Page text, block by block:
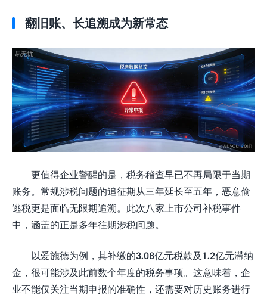
翻旧账、长追溯成为新常态
更值得企业警醒的是，税务稽查早已不再局限于当期
账务。常规涉税问题的追征期从三年延长至五年，恶意偷
逃税更是面临无限期追溯。此次八家上市公司补税事件
中，涵盖的正是多年往期涉税问题。
以爱施德为例，其补缴的3.08亿元税款及1.2亿元滞纳
金，很可能涉及此前数个年度的税务事项。这意味着，企
业不能仅关注当期申报的准确性，还需要对历史账务进行